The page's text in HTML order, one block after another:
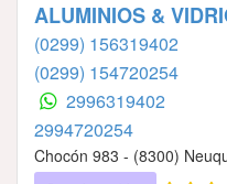
ALUMINIOS &
(0299) 156319402
(0299) 154720254
2996319402
2994720254
Chocón 983 - (8300)